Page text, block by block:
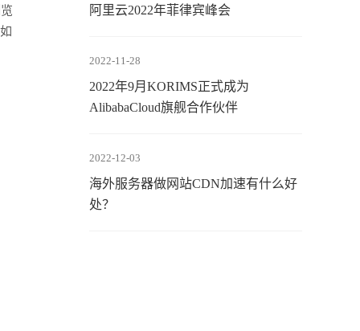
阿里云2022年菲律宾峰会
2022-11-28
2022年9月KORIMS正式成为
AlibabaCloud旗舰合作伙伴
2022-12-03
海外服务器做网站CDN加速有什么好
处？